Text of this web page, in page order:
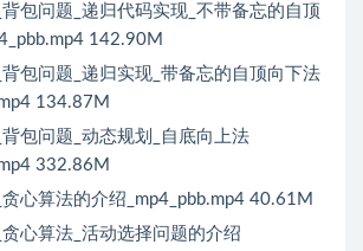
包问题_递归代码实现_不带备忘的自顶
142.90M
包问题_递归实现_带备忘的自顶向下法
134.87M
包问题_动态规划_自底向上法
332.86M
心算法的介绍_mp4_pbb.mp4 40.61M
心算法_活动选择问题的介绍